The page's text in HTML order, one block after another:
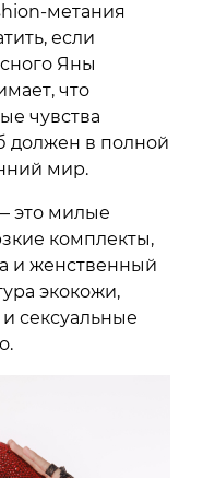
метания
если
Яны
что
чувства
должен в полной
мир.
это милые
комплекты,
и женственный
экокожи,
сексуальные